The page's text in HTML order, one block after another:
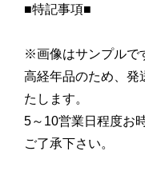
■特記事項■
※画像はサンプルで
高経年品のため、発
たします。
5～10営業日程度お
ご了承下さい。